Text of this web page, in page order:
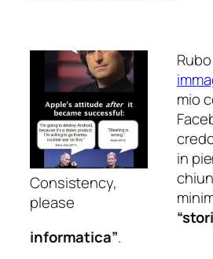
Consistency,
please
mio
in
informatica”.